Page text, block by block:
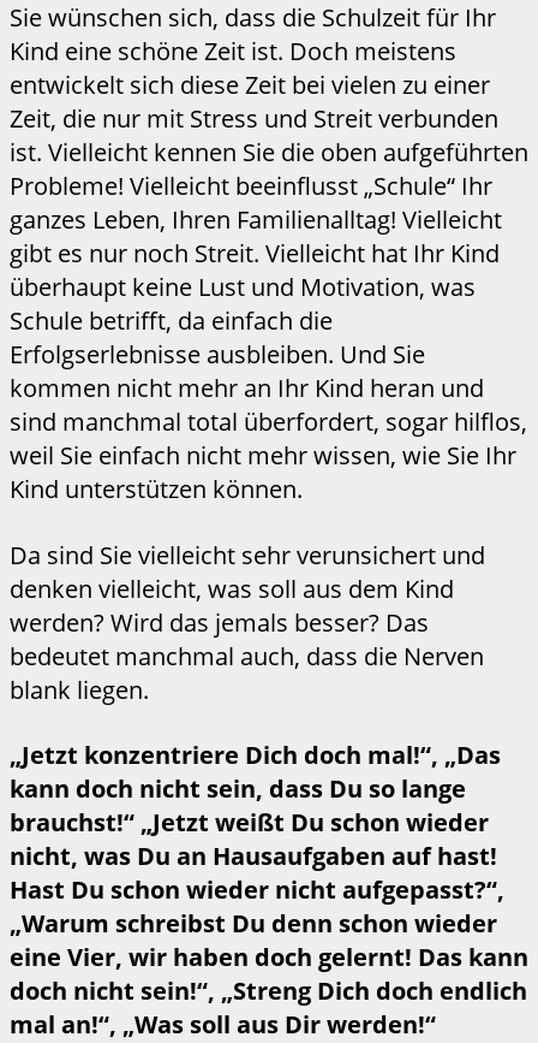
Sie wünschen sich, dass die Schulzeit für Ihr
Kind eine schöne Zeit ist. Doch meistens
entwickelt sich diese Zeit bei vielen zu einer
Zeit, die nur mit Stress und Streit verbunden
ist. Vielleicht kennen Sie die oben aufgeführten
Probleme! Vielleicht beeinflusst „Schule“ Ihr
ganzes Leben, Ihren Familienalltag! Vielleicht
gibt es nur noch Streit. Vielleicht hat Ihr Kind
überhaupt keine Lust und Motivation, was
Schule betrifft, da einfach die
Erfolgserlebnisse ausbleiben. Und Sie
kommen nicht mehr an Ihr Kind heran und
sind manchmal total überfordert, sogar hilflos,
weil Sie einfach nicht mehr wissen, wie Sie Ihr
Kind unterstützen können.
Da sind Sie vielleicht sehr verunsichert und
denken vielleicht, was soll aus dem Kind
werden? Wird das jemals besser? Das
bedeutet manchmal auch, dass die Nerven
blank liegen.
„Jetzt konzentriere Dich doch mal!“, „Das
kann doch nicht sein, dass Du so lange
brauchst!“ „Jetzt weißt Du schon wieder
nicht, was Du an Hausaufgaben auf hast!
Hast Du schon wieder nicht aufgepasst?“,
„Warum schreibst Du denn schon wieder
eine Vier, wir haben doch gelernt! Das kann
doch nicht sein!“, „Streng Dich doch endlich
mal an!“, „Was soll aus Dir werden!“